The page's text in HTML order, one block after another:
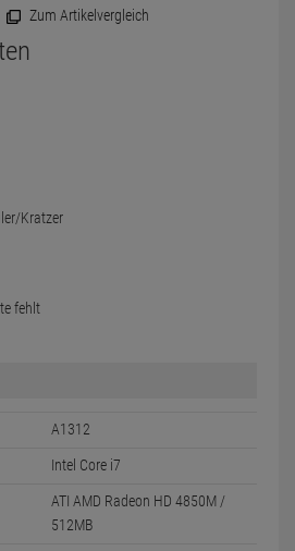
Zum Artikelvergleich
Kratzer
fehlt
A1312
Intel Core i7
ATI AMD Radeon HD 4850M /
512MB